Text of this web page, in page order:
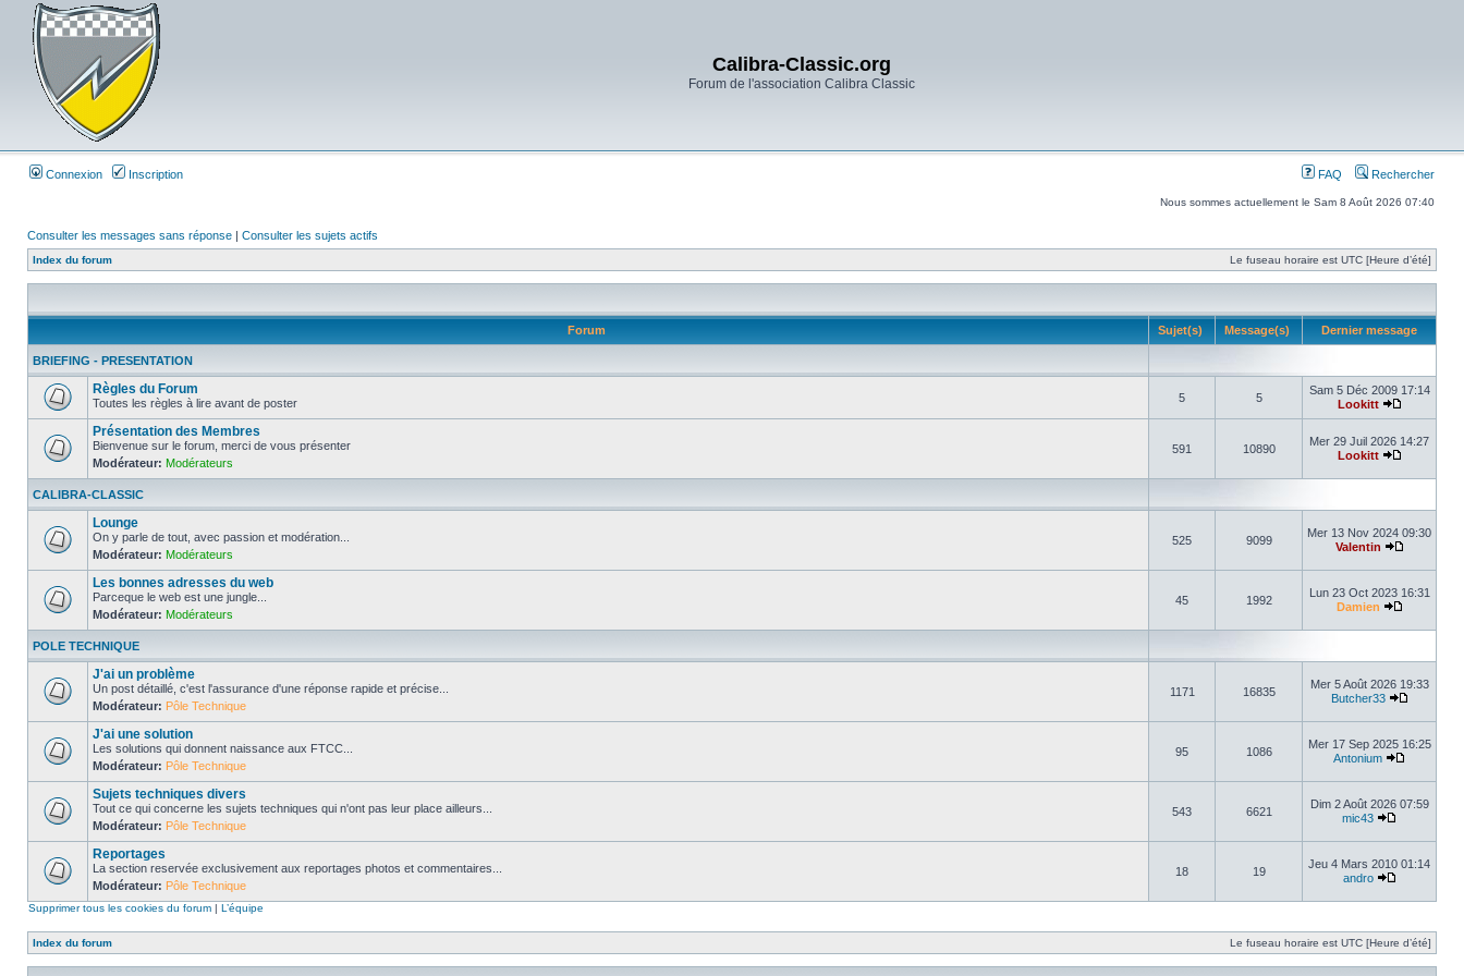
Calibra-Classic.org
Forum de l'association Calibra Classic
Connexion Inscription FAQ Rechercher
Nous sommes actuellement le Sam 8 Août 2026 07:40
Consulter les messages sans réponse | Consulter les sujets actifs
Index du forum Le fuseau horaire est UTC [Heure d’été]
Forum Sujet(s) Message(s) Dernier message
BRIEFING - PRESENTATION
Règles du Forum
Toutes les règles à lire avant de poster 5 5
Sam 5 Déc 2009 17:14
Lookitt
Présentation des Membres
Bienvenue sur le forum, merci de vous présenter
Modérateur: Modérateurs
591 10890
Mer 29 Juil 2026 14:27
Lookitt
CALIBRA-CLASSIC
Lounge
On y parle de tout, avec passion et modération...
Modérateur: Modérateurs
525 9099
Mer 13 Nov 2024 09:30
Valentin
Les bonnes adresses du web
Parceque le web est une jungle...
Modérateur: Modérateurs
45 1992
Lun 23 Oct 2023 16:31
Damien
POLE TECHNIQUE
J'ai un problème
Un post détaillé, c'est l'assurance d'une réponse rapide et précise...
Modérateur: Pôle Technique
1171 16835
Mer 5 Août 2026 19:33
Butcher33
J'ai une solution
Les solutions qui donnent naissance aux FTCC...
Modérateur: Pôle Technique
95 1086
Mer 17 Sep 2025 16:25
Antonium
Sujets techniques divers
Tout ce qui concerne les sujets techniques qui n'ont pas leur place ailleurs...
Modérateur: Pôle Technique
543 6621
Dim 2 Août 2026 07:59
mic43
Reportages
La section reservée exclusivement aux reportages photos et commentaires...
Modérateur: Pôle Technique
18 19
Jeu 4 Mars 2010 01:14
andro
Supprimer tous les cookies du forum | L’équipe
Index du forum Le fuseau horaire est UTC [Heure d’été]